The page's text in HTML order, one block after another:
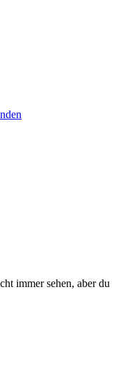
immer sehen, aber du